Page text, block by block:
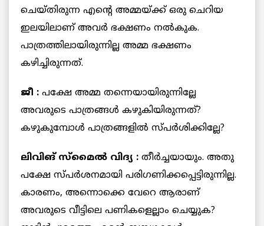
ചെയ്തിരുന്ന എന്റെ അമ്മയ്ക്ക് ഒരു ചെറിയ
ഇലയിലാണ് അവര്‍ ഭക്ഷണം നല്‍കുക.
പാത്രത്തിലായിരുന്നില്ല അമ്മ ഭക്ഷണം
കഴിച്ചിരുന്നത്.
ജീ : പക്ഷേ അമ്മ തന്നെയായിരുന്നില്ലേ
അവരുടെ പാത്രങ്ങള്‍ കഴുകിയിരുന്നത്?
കഴുകുമ്പോള്‍ പാത്രങ്ങളില്‍ സ്പര്‍ശിക്കില്ലേ?
ലിവിങ് സ്‌മൈല്‍ വിദ്യ : തീര്‍ച്ചയായും. അതു
പക്ഷേ സ്പര്‍ശനമായി പരിഗണിക്കപ്പെട്ടിരുന്നില്ല.
കാരണം, അന്നൊക്കെ വേറെ ആരാണ്
അവരുടെ വീട്ടിലെ പണികളെല്ലാം ചെയ്യുക?